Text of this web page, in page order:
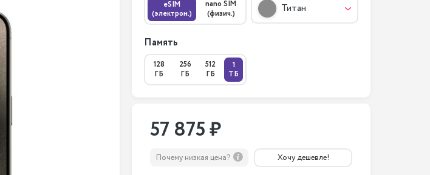
eSIM
(электрон.)
nano SIM
(физич.)
Титан
Память
128
ГБ
256
ГБ
512
ГБ
1
ТБ
57 875 ₽
Почему низкая цена? Хочу дешевле!